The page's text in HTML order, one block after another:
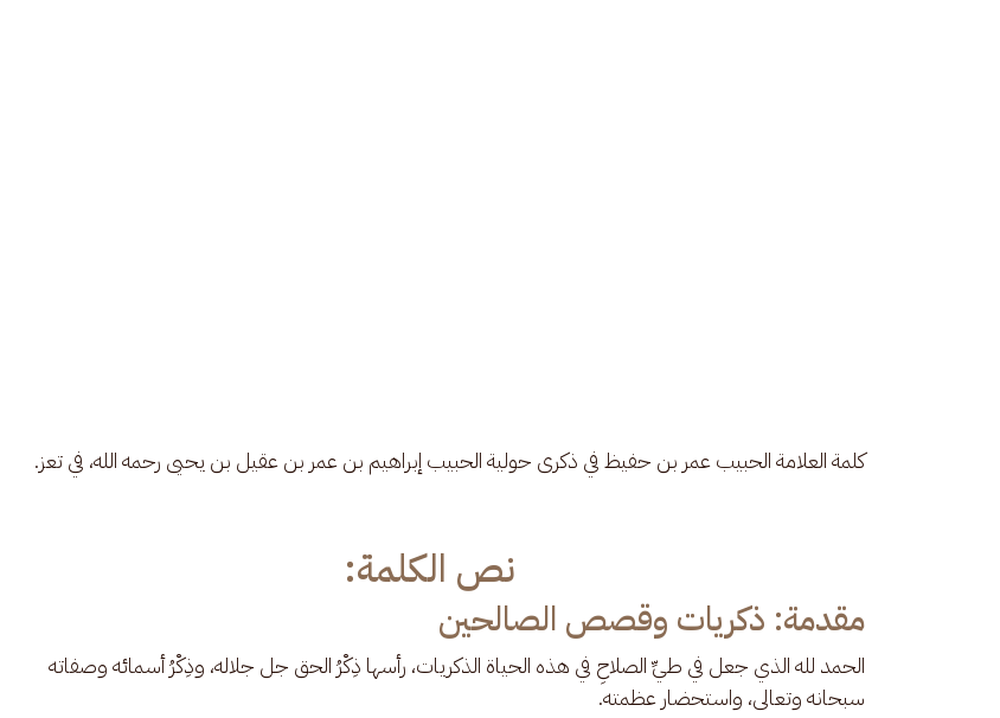
كلمة العلامة الحبيب عمر بن حفيظ في ذكرى حولية الحبيب إبراهيم بن عمر بن عقيل بن يحيى رحمه الله، في تعز.
نص الكلمة:
مقدمة: ذكريات وقصص الصالحين
الحمد لله الذي جعل في طيِّ الصلاحِ في هذه الحياة الذكريات، رأسها ذِكْرُ الحق جل جلاله، وذِكْرُ أسمائه وصفاته
سبحانه وتعالى، واستحضار عظمته.